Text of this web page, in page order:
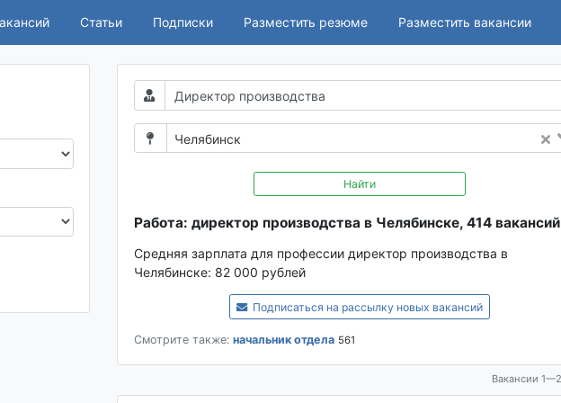
Статьи Подписки Разместить резюме Разместить вакансии
Челябинск
Найти
Работа: директор производства в Челябинске, 414 вакансий
Средняя зарплата для профессии директор производства в
Челябинске: 82 000 рублей
Подписаться на рассылку новых вакансий
Смотрите также: начальник отдела 561
Вакансии